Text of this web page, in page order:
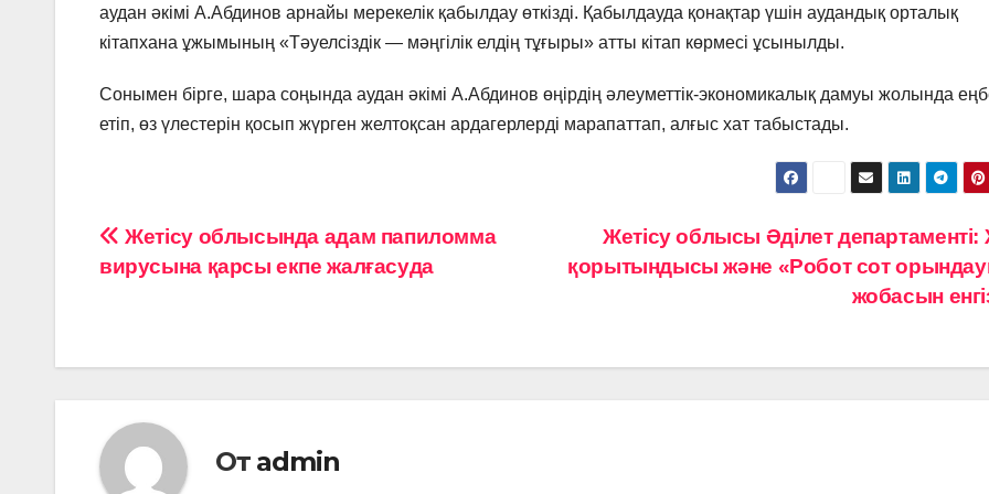
аудан әкімі А.Абдинов арнайы мерекелік қабылдау өткізді. Қабылдауда қонақтар үшін аудандық орталық
кітапхана ұжымының «Тәуелсіздік — мәңгілік елдің тұғыры» атты кітап көрмесі ұсынылды.
Сонымен бірге, шара соңында аудан әкімі А.Абдинов өңірдің әлеуметтік-экономикалық дамуы жолында
етіп, өз үлестерін қосып жүрген желтоқсан ардагерлерді марапаттап, алғыс хат табыстады.
Навигация
по
Жетісу облысы Әділет
қорытындысы және «Робот сот
жобасын
Жетісу облысында адам папиломма
вирусына қарсы екпе жалғасуда
От admin